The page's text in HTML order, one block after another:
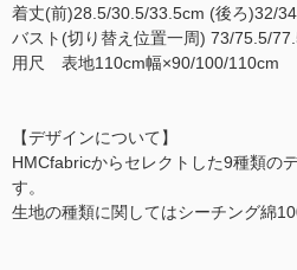
着丈(前)28.5/30.5/33.5cm (後ろ)32/
バスト(切り替え位置一周) 73/75.5/
用尺 表地110cm幅×90/100/110cm
【デザインについて】
HMCfabricからセレクトした9種類の
す。
生地の種類に関してはシーチング綿